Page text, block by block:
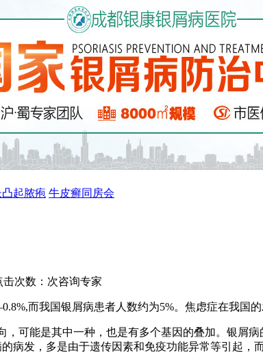
起脓疱 牛皮癣同房会
击次数： 次咨询专家
而我国银屑病患者人数约为5%。焦虑症在我国
可能是其中一种，也是有多个基因的叠加。银屑
病发，多是由于遗传因素和免疫功能异常等引起，